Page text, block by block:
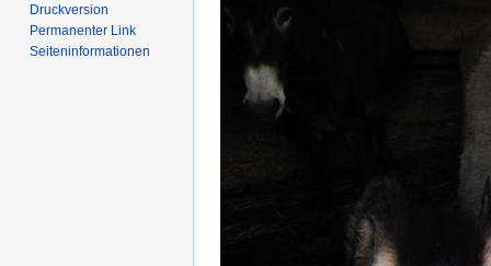
Druckversion
Permanenter Link
Seiten­informationen